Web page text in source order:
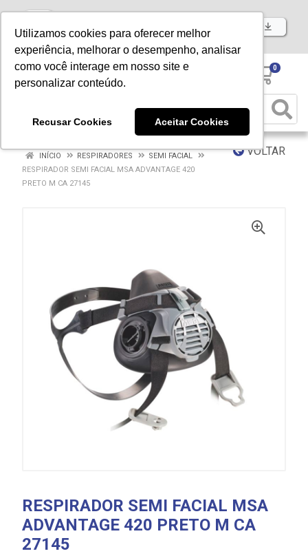
Utilizamos cookies para oferecer melhor
experiência, melhorar o desempenho, analisar
como você interage em nosso site e
personalizar conteúdo.
Recusar Cookies Aceitar Cookies
Baixe já nosso APP
0
VOLTAR
INÍCIO RESPIRADORES
SEMI FACIAL
RESPIRADOR SEMI FACIAL MSA ADVANTAGE 420
PRETO M CA 27145
RESPIRADOR SEMI FACIAL MSA
ADVANTAGE 420 PRETO M CA
27145